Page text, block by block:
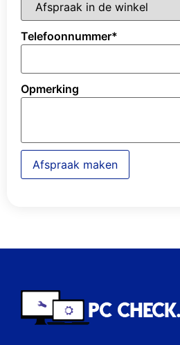
Telefoonnummer*
Opmerking
Afspraak maken